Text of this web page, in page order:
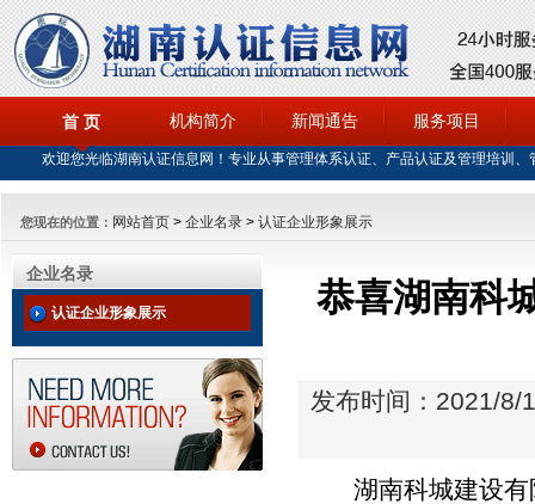
首 页
欢迎您光临湖南认证信息网！专业从事管理体系认证、产品认证及管理培训
机构简介 新闻通告 服务项目
您现在的位置： 网站首页 > 企业名录 > 认证企业形象展示
企业名录
认证企业形象展示 恭喜湖南科
发布时间：2021/8/
湖南科城建设有